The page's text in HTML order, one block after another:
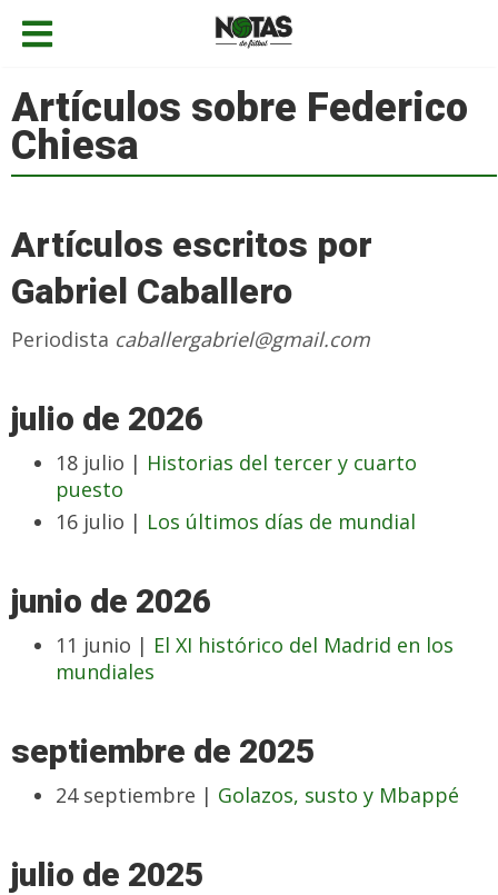
Artículos sobre Federico
Chiesa
Artículos escritos por
Gabriel Caballero
Periodista caballergabriel@gmail.com
julio de 2026
18 julio | Historias del tercer y cuarto
puesto
16 julio | Los últimos días de mundial
junio de 2026
11 junio | El XI histórico del Madrid en los
mundiales
septiembre de 2025
24 septiembre | Golazos, susto y Mbappé
julio de 2025